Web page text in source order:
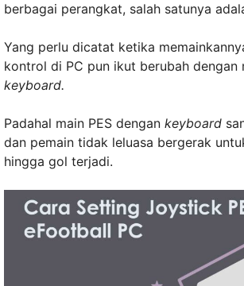
berbagai perangkat, salah satunya
Yang perlu dicatat ketika
kontrol di PC pun ikut berubah dengan
keyboard.
Padahal main PES dengan keyboard
dan pemain tidak leluasa bergerak
hingga gol terjadi.